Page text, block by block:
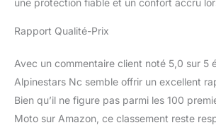
une protection fiable et un confort accru
Rapport Qualité-Prix
Avec un commentaire client noté 5,0 sur 5
Alpinestars Nc semble offrir un excellent
Bien qu’il ne figure pas parmi les 100
Moto sur Amazon, ce classement reste